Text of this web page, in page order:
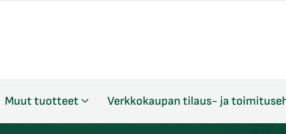
Muut tuotteet Verkkokaupan tilaus- ja